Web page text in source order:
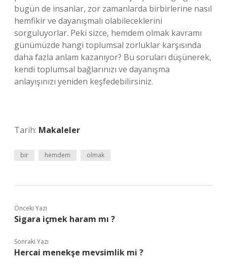
bugün de insanlar, zor zamanlarda birbirlerine nasıl
hemfikir ve dayanışmalı olabileceklerini
sorguluyorlar. Peki sizce, hemdem olmak kavramı
günümüzde hangi toplumsal zorluklar karşısında
daha fazla anlam kazanıyor? Bu soruları düşünerek,
kendi toplumsal bağlarınızı ve dayanışma
anlayışınızı yeniden keşfedebilirsiniz.
Tarih: Makaleler
bir hemdem olmak
Önceki Yazı
Sigara içmek haram mı ?
Sonraki Yazı
Hercai menekşe mevsimlik mi ?